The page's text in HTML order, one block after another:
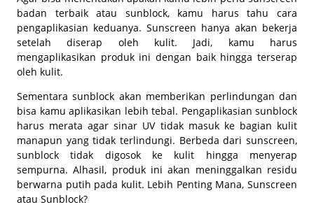
badan terbaik atau sunblock, kamu harus tahu cara
pengaplikasian keduanya. Sunscreen hanya akan bekerja
setelah diserap oleh kulit. Jadi, kamu harus
mengaplikasikan produk ini dengan baik hingga terserap
oleh kulit.
Sementara sunblock akan memberikan perlindungan dan
bisa kamu aplikasikan lebih tebal. Pengaplikasian sunblock
harus merata agar sinar UV tidak masuk ke bagian kulit
manapun yang tidak terlindungi. Berbeda dari sunscreen,
sunblock tidak digosok ke kulit hingga menyerap
sempurna. Alhasil, produk ini akan meninggalkan residu
berwarna putih pada kulit. Lebih Penting Mana, Sunscreen
atau Sunblock?